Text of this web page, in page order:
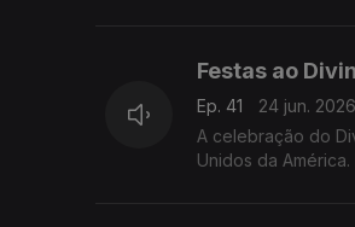
Festas ao
Ep. 41
24 jun. 2026
A celebração do
Unidos da